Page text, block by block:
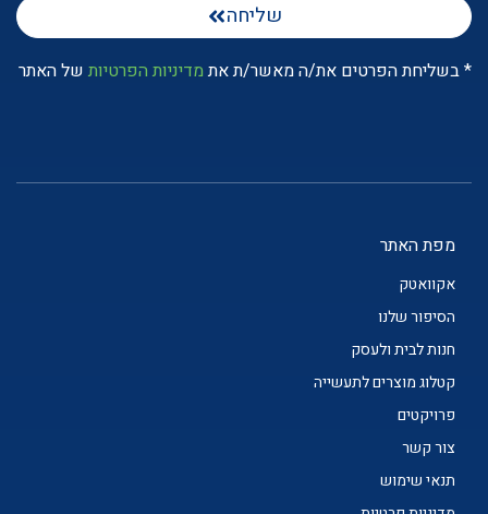
שליחה
* בשליחת הפרטים את/ה מאשר/ת אתמדיניות הפרטיות של האתר
מפת האתר
אקוואטק
הסיפור שלנו
חנות לבית ולעסק
קטלוג מוצרים לתעשייה
פרויקטים
צור קשר
תנאי שימוש